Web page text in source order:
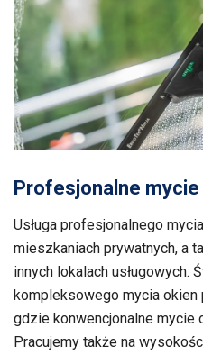
Profesjonalne
Usługa profesjonalnego
mieszkaniach prywatnych, a
innych lokalach usługowych.
kompleksowego mycia okien
gdzie konwencjonalne mycie
Pracujemy także na